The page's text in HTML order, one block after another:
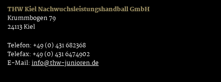
THW Kiel Nachwuchsleistungshandball GmbH
Krummbogen 79
24113 Kiel
Telefon: +49 (0) 431 682368
Telefax: +49 (0) 431 6474902
E-Mail:info@thw-junioren.de